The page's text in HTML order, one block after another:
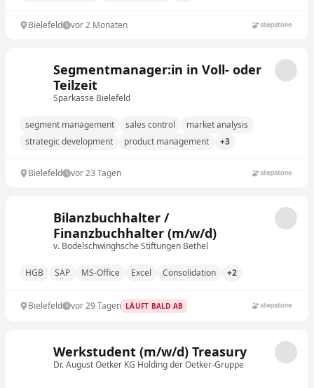
Bielefeld vor 2 Monaten
Segmentmanager:in in Voll- oder
Teilzeit
Sparkasse Bielefeld
segment management sales control
market analysis
strategic development
product management +3
Bielefeld vor 23 Tagen
Bilanzbuchhalter /
Finanzbuchhalter (m/w/d)
v. Bodelschwinghsche Stiftungen Bethel
HGB SAP MS-Office Excel Consolidation +2
Bielefeld vor 29 Tagen LÄUFT BALD AB
Werkstudent (m/w/d) Treasury
Dr. August Oetker KG Holding der Oetker-Gruppe